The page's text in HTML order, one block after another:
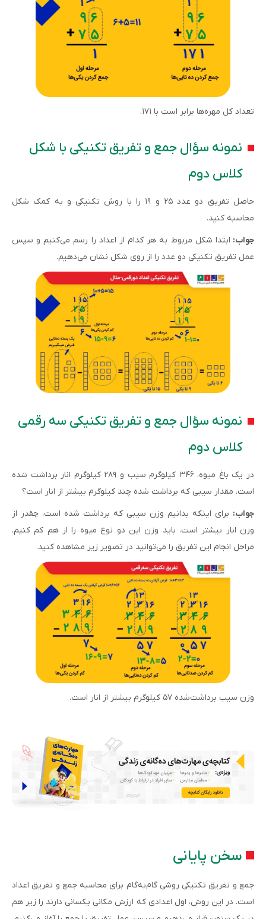
تعداد کل مهره‌ها برابر است با ۱۷۱.
نمونه سؤال جمع و تفریق تکنیکی با شکل
کلاس دوم
حاصل تفریق دو عدد ۲۵ و ۱۹ را با روش تکنیکی و به کمک شکل
محاسبه کنید.
جواب: ابتدا شکل مربوط به هر کدام از اعداد را رسم می‌کنیم و سپس
عمل تفریق تکنیکی دو عدد را از روی شکل نشان می‌دهیم.
نمونه سؤال جمع و تفریق تکنیکی سه رقمی
کلاس دوم
در یک باغ میوه، ۳۴۶ کیلوگرم سیب و ۲۸۹ کیلوگرم انار برداشت شده
است. مقدار سیبی که برداشت شده چند کیلوگرم بیشتر از انار است؟
جواب: برای اینکه بدانیم وزن سیبی که برداشت شده است، چقدر از
وزن انار بیشتر است، باید وزن این دو نوع میوه را از هم کم کنیم.
مراحل انجام این تفریق را می‌توانید در تصویر زیر مشاهده کنید.
وزن سیب برداشت‌شده ۵۷ کیلوگرم بیشتر از انار است.
سخن پایانی
جمع و تفریق تکنیکی روشی گام‌به‌گام برای محاسبه جمع و تفریق اعداد
است. در این روش، اول اعدادی که ارزش مکانی یکسانی دارند را زیر هم